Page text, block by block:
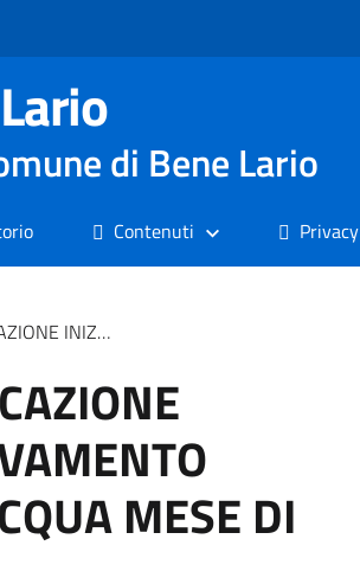
di Bene Lario
Contenuti Privacy
ACQUA MESE DI FEBBRAIO 2025
MESE DI